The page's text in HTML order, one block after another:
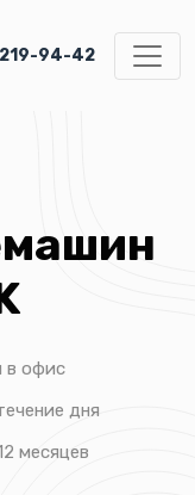
219-94-42
в офис
дня
месяцев